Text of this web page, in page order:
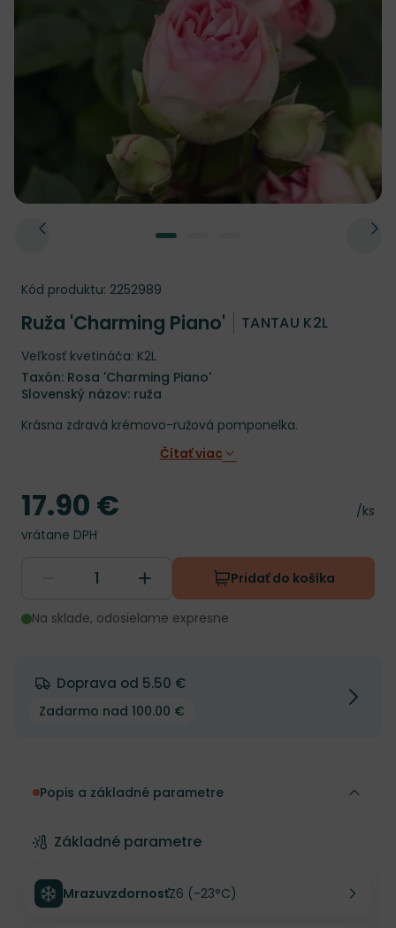
Kód produktu: 2252989
Ruža 'Charming Piano' TANTAU K2L
Veľkosť kvetináča: K2L
Taxón: Rosa 'Charming Piano'
Slovenský názov: ruža
Krásna zdravá krémovo-ružová pomponelka.
Čítať viac
Cena
/ks
Cena
17.90 €
vrátane DPH
Pridať do košíka
Na sklade, odosielame expresne
Doprava od 5.50 €
Zadarmo nad 100.00 €
Popis a základné parametre
Základné parametre
MrazuvzdornosťZ6 (-23°C)